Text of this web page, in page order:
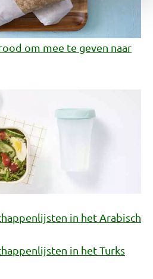
om mee te geven naar
in het Arabisch
in het Turks